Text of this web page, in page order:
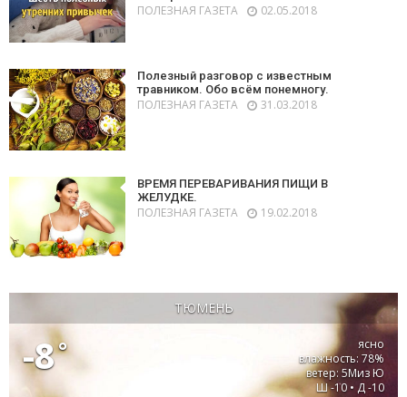
ПОЛЕЗНАЯ ГАЗЕТА 02.05.2018
Полезный разговор с известным
травником. Обо всём понемногу.
ПОЛЕЗНАЯ ГАЗЕТА 31.03.2018
ВРЕМЯ ПЕРЕВАРИВАНИЯ ПИЩИ В
ЖЕЛУДКЕ.
ПОЛЕЗНАЯ ГАЗЕТА 19.02.2018
ТЮМЕНЬ
-8°
ясно
влажность: 78%
ветер: 5Миз Ю
Ш -10 • Д -10